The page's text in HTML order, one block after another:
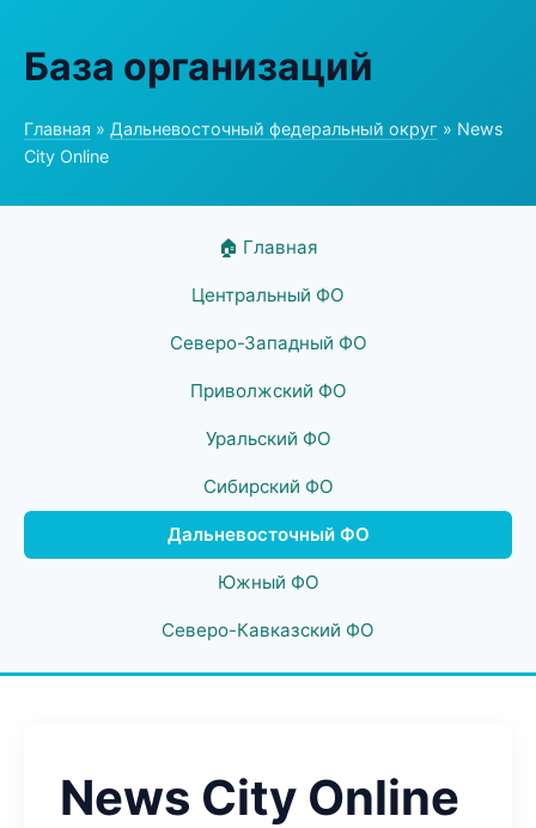
База организаций
Главная » Дальневосточный федеральный округ » News
City Online
🏠 Главная
Центральный ФО
Северо-Западный ФО
Приволжский ФО
Уральский ФО
Сибирский ФО
Дальневосточный ФО
Южный ФО
Северо-Кавказский ФО
News City Online